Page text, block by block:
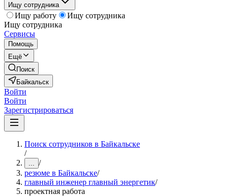
Ищу сотрудника
Ищу работу
Ищу сотрудника
Ищу сотрудника
Сервисы
Помощь
Ещё
Поиск
Байкальск
Войти
Войти
Зарегистрироваться
Поиск сотрудников в Байкальске
/
... /
резюме в Байкальске/
главный инженер главный энергетик/
проектная работа